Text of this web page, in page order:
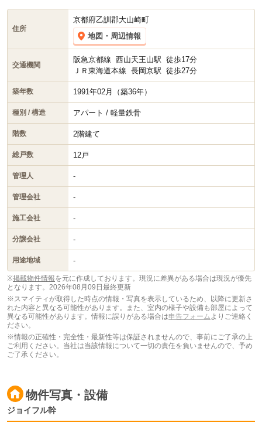
在スマイティに賃貸募集中の部屋が3件(3LDK)掲載されています。
住所
京都府乙訓郡大山崎町
地図・周辺情報
交通機関
阪急京都線 西山天王山駅 徒歩17分
ＪＲ東海道本線 長岡京駅 徒歩27分
築年数 1991年02月（築36年）
種別 / 構造 アパート / 軽量鉄骨
階数 2階建て
総戸数 12戸
管理人 -
管理会社 -
施工会社 -
分譲会社 -
用途地域 -
※掲載物件情報を元に作成しております。現況に差異がある場合は現況が優先
となります。 2026年08月09日最終更新
※スマイティが取得した時点の情報・写真を表示しているため、以降に更新さ
れた内容と異なる可能性があります。また、室内の様子や設備も部屋によって
異なる可能性があります。情報に誤りがある場合は申告フォーム よりご連絡く
ださい。
※情報の正確性・完全性・最新性等は保証されませんので、事前にご了承の上
ご利用ください。当社は当該情報について一切の責任を負いませんので、予め
ご了承ください。
物件写真・設備
ジョイフル幹